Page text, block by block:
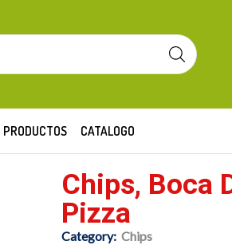
PRODUCTOS CATALOGO
Chips, Boca
Pizza
Category: Chips